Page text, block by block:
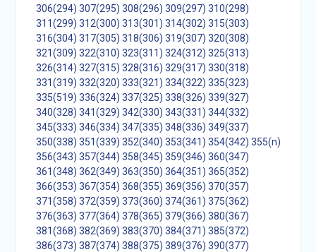
306(294) 307(295) 308(296) 309(297) 310(298)
311(299) 312(300) 313(301) 314(302) 315(303)
316(304) 317(305) 318(306) 319(307) 320(308)
321(309) 322(310) 323(311) 324(312) 325(313)
326(314) 327(315) 328(316) 329(317) 330(318)
331(319) 332(320) 333(321) 334(322) 335(323)
335(519) 336(324) 337(325) 338(326) 339(327)
340(328) 341(329) 342(330) 343(331) 344(332)
345(333) 346(334) 347(335) 348(336) 349(337)
350(338) 351(339) 352(340) 353(341) 354(342) 355(n)
356(343) 357(344) 358(345) 359(346) 360(347)
361(348) 362(349) 363(350) 364(351) 365(352)
366(353) 367(354) 368(355) 369(356) 370(357)
371(358) 372(359) 373(360) 374(361) 375(362)
376(363) 377(364) 378(365) 379(366) 380(367)
381(368) 382(369) 383(370) 384(371) 385(372)
386(373) 387(374) 388(375) 389(376) 390(377)